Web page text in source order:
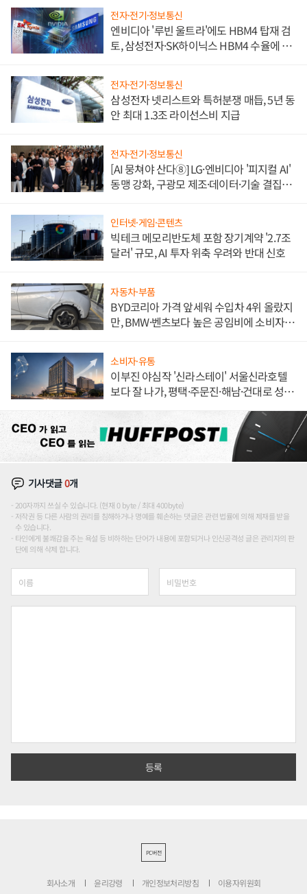
전자·전기·정보통신
엔비디아 '루빈 울트라'에도 HBM4 탑재 검
토, 삼성전자·SK하이닉스 HBM4 수율에 주
전자·전기·정보통신
삼성전자 넷리스트와 특허분쟁 매듭, 5년 동
안 최대 1.3조 라이선스비 지급
전자·전기·정보통신
[AI 뭉쳐야 산다⑧] LG·엔비디아 '피지컬 AI'
동맹 강화, 구광모 제조·데이터·기술 결집
인터넷·게임·콘텐츠
빅테크 메모리반도체 포함 장기계약 '2.7조
달러' 규모, AI 투자 위축 우려와 반대 신호
자동차·부품
BYD코리아 가격 앞세워 수입차 4위 올랐지
만, BMW·벤츠보다 높은 공임비에 소비자
소비자·유통
이부진 야심작 '신라스테이' 서울신라호텔
보다 잘 나가, 평택·주문진·해남·건대로 성
기사댓글0개
200자까지 쓰실 수 있습니다. (현재 0 byte / 최대 400byte)
저작권 등 다른 사람의 권리를 침해하거나 명예를 훼손하는 댓글은 관련 법률에 의해 제재를 받을
수 있습니다.
타인에게 불쾌감을 주는 욕설 등 비하하는 단어가 내용에 포함되거나 인신공격성 글은 관리자의 판
단에 의해 삭제 합니다.
PC버전
회사소개 윤리강령 개인정보처리방침 이용자위원회